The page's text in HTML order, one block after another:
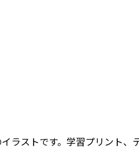
ラストです。学習プリント